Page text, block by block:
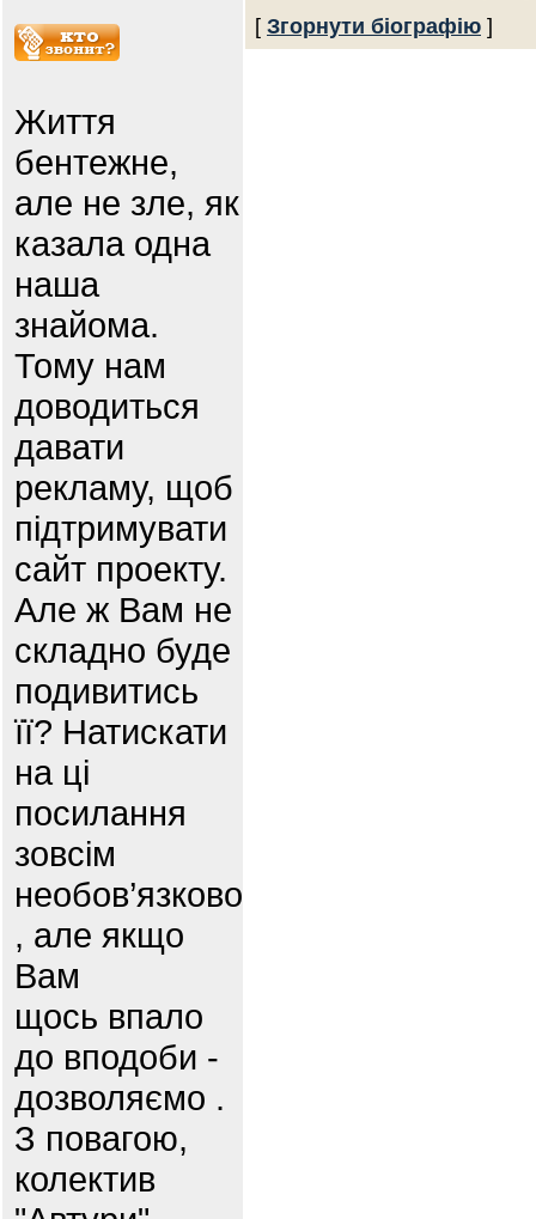
Життя
бентежне,
але не зле, як
казала одна
наша
знайома.
Тому нам
доводиться
давати
рекламу, щоб
підтримувати
сайт проекту.
Але ж Вам не
складно буде
подивитись
її? Натискати
на ці
посилання
зовсім
необов’язково
, але якщо
Вам
щось впало
до вподоби -
дозволяємо .
З повагою,
колектив
[ Згорнути біографію ]